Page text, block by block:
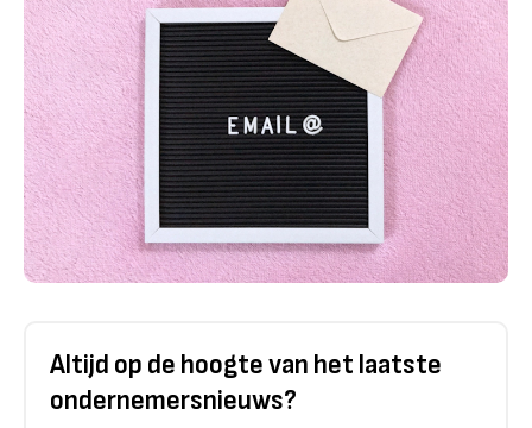
Altijd op de hoogte van het laatste
ondernemersnieuws?